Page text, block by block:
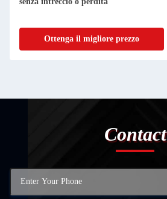
Ottenga il migliore prezzo
Contact